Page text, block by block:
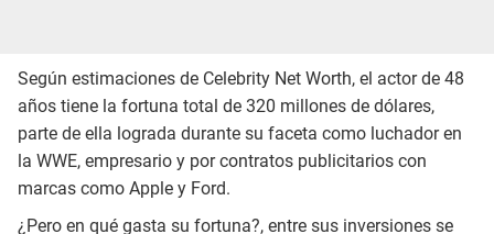
Según estimaciones de Celebrity Net Worth, el actor de 48
años tiene la fortuna total de 320 millones de dólares,
parte de ella lograda durante su faceta como luchador en
la WWE, empresario y por contratos publicitarios con
marcas como Apple y Ford.
¿Pero en qué gasta su fortuna?, entre sus inversiones se